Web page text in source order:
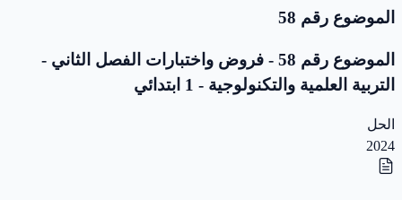
الموضوع رقم 58
الموضوع رقم 58 - فروض واختبارات الفصل الثاني -
التربية العلمية والتكنولوجية - 1 ابتدائي
الحل
2024